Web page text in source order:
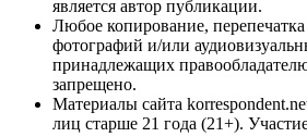
является автор публикации.
Любое копирование,
фотографий и/или
принадлежащих
запрещено.
Материалы сайта
лиц старше 21 года (21+).